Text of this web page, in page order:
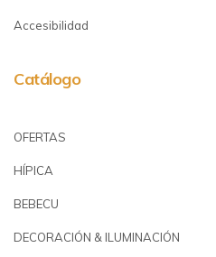
Accesibilidad
Catálogo
OFERTAS
HÍPICA
BEBECU
DECORACIÓN & ILUMINACIÓN